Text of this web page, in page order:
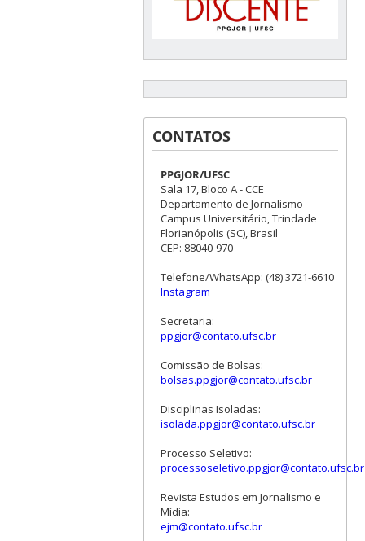
CONTATOS
PPGJOR/UFSC
Sala 17, Bloco A - CCE
Departamento de Jornalismo
Campus Universitário, Trindade
Florianópolis (SC), Brasil
CEP: 88040-970
Telefone/WhatsApp: (48) 3721-6610
Instagram
Secretaria:
ppgjor@contato.ufsc.br
Comissão de Bolsas:
bolsas.ppgjor@contato.ufsc.br
Disciplinas Isoladas:
isolada.ppgjor@contato.ufsc.br
Processo Seletivo:
processoseletivo.ppgjor@contato.ufsc.br
Revista Estudos em Jornalismo e
Mídia:
ejm@contato.ufsc.br